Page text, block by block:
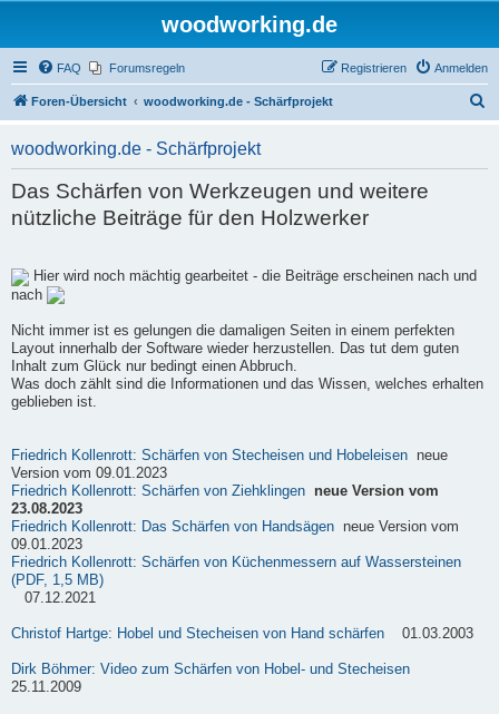
woodworking.de
FAQ Forumsregeln Anmelden
Registrieren
Foren-Übersicht woodworking.de - Schärfprojekt
woodworking.de - Schärfprojekt
Das Schärfen von Werkzeugen und weitere
nützliche Beiträge für den Holzwerker
Hier wird noch mächtig gearbeitet - die Beiträge erscheinen nach und
nach
Nicht immer ist es gelungen die damaligen Seiten in einem perfekten
Layout innerhalb der Software wieder herzustellen. Das tut dem guten
Inhalt zum Glück nur bedingt einen Abbruch.
Was doch zählt sind die Informationen und das Wissen, welches erhalten
geblieben ist.
Friedrich Kollenrott: Schärfen von Stecheisen und Hobeleisen neue
Version vom 09.01.2023
Friedrich Kollenrott: Schärfen von Ziehklingen
neue Version vom
23.08.2023
Friedrich Kollenrott: Das Schärfen von Handsägen neue Version vom
09.01.2023
Friedrich Kollenrott: Schärfen von Küchenmessern auf Wassersteinen
(PDF, 1,5 MB)
07.12.2021
Christof Hartge: Hobel und Stecheisen von Hand schärfen 01.03.2003
Dirk Böhmer: Video zum Schärfen von Hobel- und Stecheisen
25.11.2009